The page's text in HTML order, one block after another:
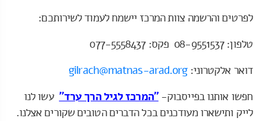
לפרטים והרשמה צוות המרכז יישמח לעמוד לשירותכם:
טלפון: 08-9551537 פקס: 077-5558437
דואר אלקטרוני:gilrach@matnas-arad.org
חפשו אותנו בפייסבוק-"המרכז לגיל הרך ערד" עשו לנו
לייק ותישארו מעודכנים בכל הדברים הטובים שקורים אצלנו.